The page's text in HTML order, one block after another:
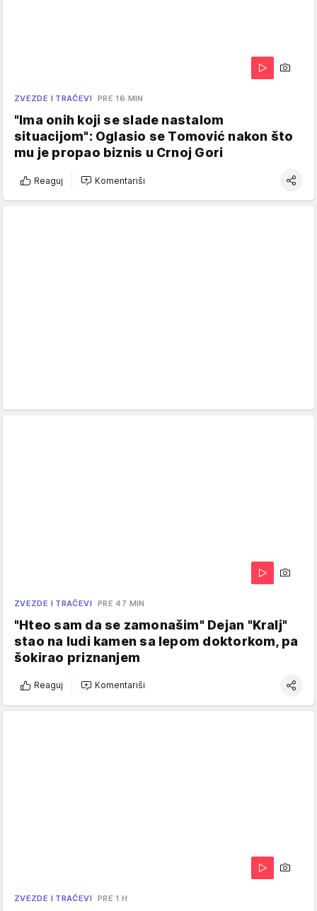
ZVEZDE I TRAČEVI PRE 16 MIN
"Ima onih koji se slade nastalom
situacijom": Oglasio se Tomović nakon što
mu je propao biznis u Crnoj Gori
Reaguj Komentariši
ZVEZDE I TRAČEVI PRE 47 MIN
"Hteo sam da se zamonašim" Dejan "Kralj"
stao na ludi kamen sa lepom doktorkom, pa
šokirao priznanjem
Reaguj Komentariši
ZVEZDE I TRAČEVI PRE 1 H